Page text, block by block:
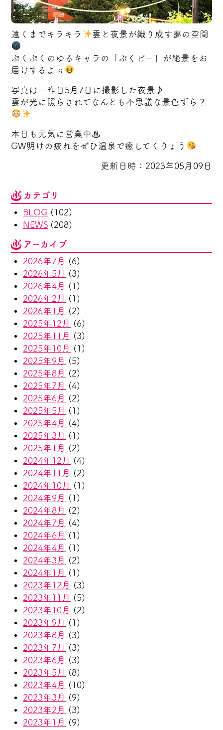
遠くまでキラキラ 雲と夜景が織り成す夢の空間
ぷくぷくのゆるキャラの「ぷくピー」が絶景をお
届けするよぉ
写真は一昨日5月7日に撮影した夜景♪
雲が光に照らされてなんとも不思議な景色ずら？
本日も元気に営業中♨
GW明けの疲れをぜひ温泉で癒してくりょう
更新日時：2023年05月09日
カテゴリ
BLOG (102)
NEWS (208)
アーカイブ
2026年7月
(6)
2026年5月
(3)
2026年4月
(1)
2026年2月
(1)
2026年1月
(2)
2025年12月
(6)
2025年11月
(3)
2025年10月
(1)
2025年9月
(5)
2025年8月
(2)
2025年7月
(4)
2025年6月
(2)
2025年5月
(1)
2025年4月
(4)
2025年3月
(1)
2025年1月
(2)
2024年12月
(4)
2024年11月
(2)
2024年10月
(1)
2024年9月
(1)
2024年8月
(2)
2024年7月
(4)
2024年6月
(1)
2024年4月
(1)
2024年3月
(2)
2024年1月
(1)
2023年12月
(3)
2023年11月
(5)
2023年10月
(2)
2023年9月
(1)
2023年8月
(3)
2023年7月
(3)
2023年6月
(3)
2023年5月
(8)
2023年4月
(10)
2023年3月
(9)
2023年2月
(3)
2023年1月
(9)